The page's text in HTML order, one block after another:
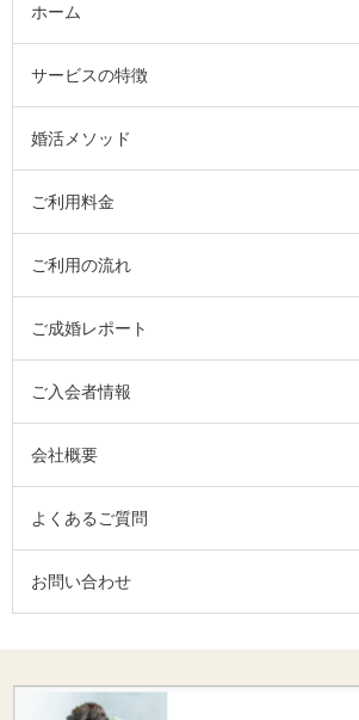
ホーム
サービスの特徴
婚活メソッド
ご利用料金
ご利用の流れ
ご成婚レポート
ご入会者情報
会社概要
よくあるご質問
お問い合わせ